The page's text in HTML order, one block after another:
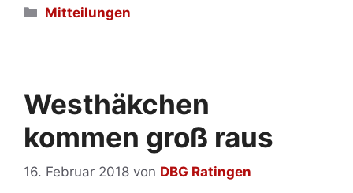
Kategorien
Mitteilungen
Westhäkchen
kommen groß raus
16. Februar 2018 von DBG Ratingen